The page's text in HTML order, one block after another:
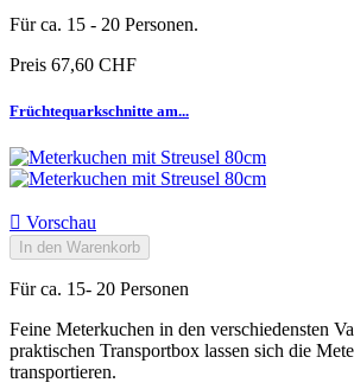
Für ca. 15 - 20 Personen.
Preis 67,60 CHF
Früchtequarkschnitte am...
 Vorschau
In den Warenkorb
Für ca. 15- 20 Personen
Feine Meterkuchen in den verschiedensten
praktischen Transportbox lassen sich die
transportieren.